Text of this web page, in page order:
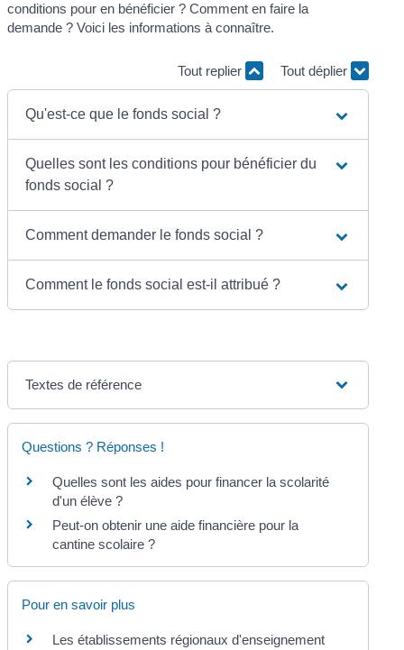
conditions pour en bénéficier ? Comment en faire la
demande ? Voici les informations à connaître.
Tout replier Tout déplier
Qu'est-ce que le fonds social ?
Quelles sont les conditions pour bénéficier du
fonds social ?
Comment demander le fonds social ?
Comment le fonds social est-il attribué ?
Textes de référence
Questions ? Réponses !
Quelles sont les aides pour financer la scolarité
d'un élève ?
Peut-on obtenir une aide financière pour la
cantine scolaire ?
Pour en savoir plus
Les établissements régionaux d'enseignement